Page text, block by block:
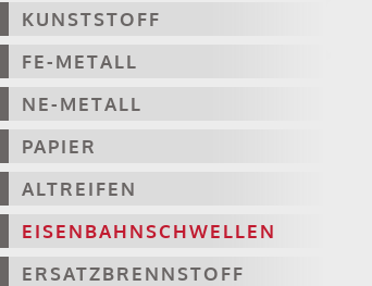
KUNSTSTOFF
FE-METALL
NE-METALL
PAPIER
ALTREIFEN
EISENBAHNSCHWELLEN
ERSATZBRENNSTOFF